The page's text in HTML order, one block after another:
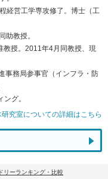
経営工学専攻修了。博士（工
助教授。
教授。2011年4月同教授、現
事務局参事官（インフラ・防
グ。
究室についての詳細はこちら
リーランキング・比較